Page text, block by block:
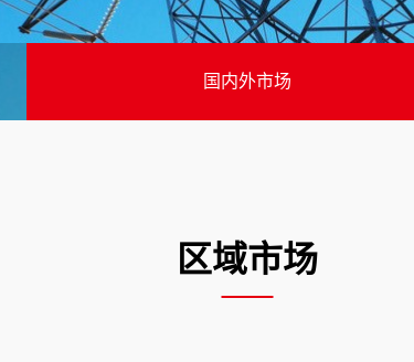
国内外市场
区域市场